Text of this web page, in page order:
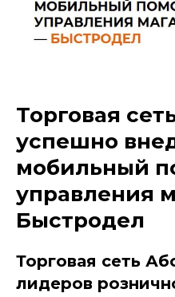
Торговая
успешно
мобильный
управления
Быстродел
Торговая сеть
лидеров